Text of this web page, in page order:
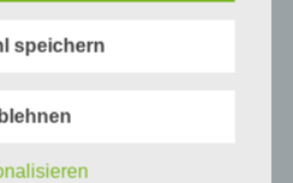
den Europäischen
speichern